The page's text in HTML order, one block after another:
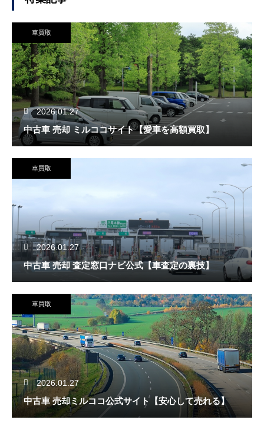
車買取
2026.01.27
中古車 売却 ミルココサイト【愛車を高額買取】
車買取
2026.01.27
中古車 売却 査定窓口ナビ公式【車査定の裏技】
車買取
2026.01.27
中古車 売却ミルココ公式サイト【安心して売れる】